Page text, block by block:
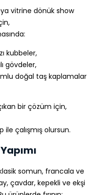
vitrine dönük show
kubbeler,
gövdeler,
doğal taş kaplamalar
bir çözüm için,
ile çalışmış olursun.
somun, francala ve
çavdar, kepekli ve ekşi